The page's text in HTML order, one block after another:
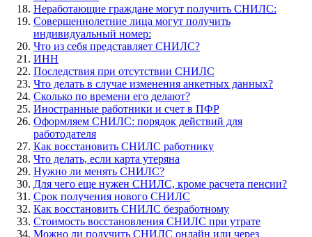
Неработающие граждане могут получить СНИЛС:
Совершеннолетние лица могут получить
индивидуальный номер:
Что из себя представляет СНИЛС?
ИНН
Последствия при отсутствии СНИЛС
Что делать в случае изменения анкетных данных?
Сколько по времени его делают?
Иностранные работники и счет в ПФР
Оформляем СНИЛС: порядок действий для
работодателя
Как восстановить СНИЛС работнику
Что делать, если карта утеряна
Нужно ли менять СНИЛС?
Для чего еще нужен СНИЛС, кроме расчета пенсии?
Срок получения нового СНИЛС
Как восстановить СНИЛС безработному
Стоимость восстановления СНИЛС при утрате
Можно ли получить СНИЛС онлайн или через